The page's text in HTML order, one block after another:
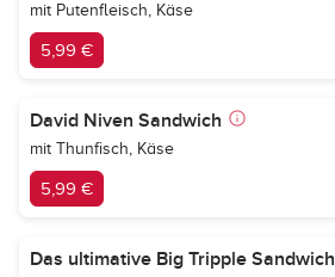
mit Putenfleisch, Käse
5,99 €
David Niven Sandwich
mit Thunfisch, Käse
5,99 €
Das ultimative Big Tripple Sandwich